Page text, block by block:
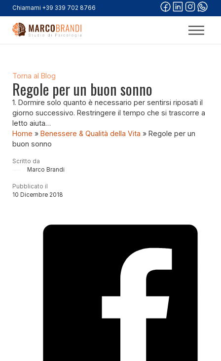
Chiamami +39 339 702 8766
Regole per un buon sonno
1. Dormire solo quanto è necessario per sentirsi riposati il
giorno successivo. Restringere il tempo che si trascorre a
letto aiuta…
Home » Benessere & Qualità della Vita » Regole per un
buon sonno
Scritto da
Marco Brandi
Pubblicato il
10 Dicembre 2018
Torna al Blog